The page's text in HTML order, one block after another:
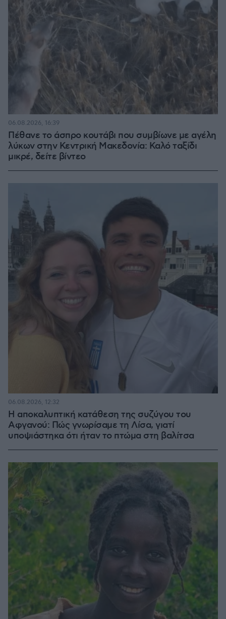
Πέθανε το άσπρο κουτάβι που συμβίωνε με αγέλη
λύκων στην Κεντρική Μακεδονία: Καλό ταξίδι
μικρέ, δείτε βίντεο
06.08.2026, 16:39
Η αποκαλυπτική κατάθεση της συζύγου του
Αφγανού: Πώς γνωρίσαμε τη Λίσα, γιατί
υποψιάστηκα ότι ήταν το πτώμα στη βαλίτσα
06.08.2026, 12:32